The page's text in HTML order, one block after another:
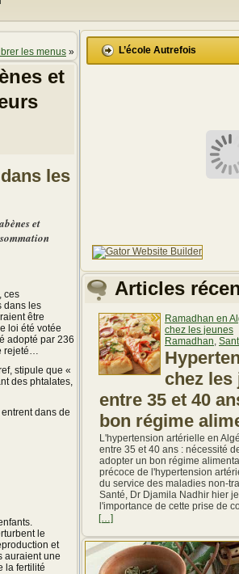
les menus »
et
les
et
ces
dans les
être
loi été votée
adopté par 236
rejeté…
stipule que «
des phtalates,
dans de
le
et
auraient une
la fertilité
L’école Autrefois
Articles
Ramadhan en
chez les jeunes
Ramadhan,
chez les
entre 35 et 40
bon régime
L'hypertension artérielle en
entre 35 et 40 ans : nécessité
adopter un bon régime
précoce de l'hypertension
du service des maladies non-
Santé, Dr Djamila Nadhir hier
l'importance de cette prise de
[…]